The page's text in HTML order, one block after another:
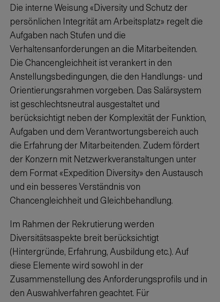
Die interne Weisung «Diversity und Schutz der
persönlichen Integrität am Arbeitsplatz» regelt die
Aufgaben nach Stufen und die
Verhaltensanforderungen an die Mitarbeitenden.
Die Chancengleichheit ist verankert in den
Anstellungsbedingungen, die den Handlungs- und
Orientierungsrahmen vorgeben. Das Salärsystem
ist geschlechtsneutral ausgestaltet und
berücksichtigt neben der Komplexität der Funktion,
Aufgaben und dem Verantwortungsbereich auch
die Erfahrung der Mitarbeitenden. Zudem fördert
der Konzern mit Netzwerkveranstaltungen unter
dem Format «Expedition Diversity» den Austausch
und ein besseres Verständnis von
Chancengleichheit und Gleichbehandlung.
Im Rahmen der Rekrutierung werden
Diversitätsaspekte breit berücksichtigt
(Hintergründe, Erfahrung, Ausbildung etc.). Auf
diese Elemente wird sowohl in der
Zusammenstellung des Anforderungsprofils und in
den Auswahlverfahren geachtet. Für